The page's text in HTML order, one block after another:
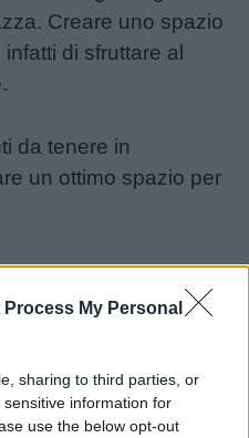
Process My Personal
sharing to third parties, or
information for
use the below opt-out
Creare uno spazio
di sfruttare al
da tenere in
un ottimo spazio per
spazio
funzionale
in diverse aree può
e renderlo più